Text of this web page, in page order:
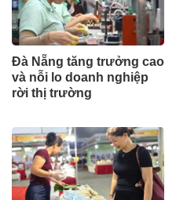
Đà Nẵng tăng trưởng cao
và nỗi lo doanh nghiệp
rời thị trường